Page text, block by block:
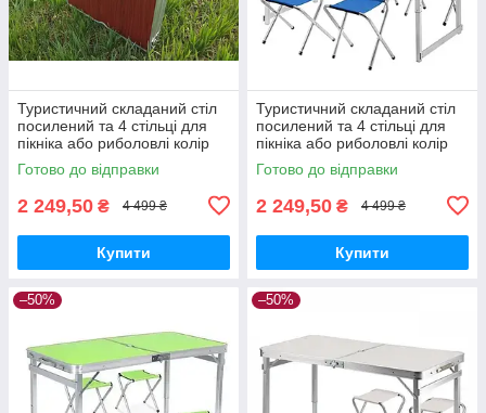
Туристичний складаний стіл
посилений та 4 стільці для
пікніка або риболовлі колір
темне дерево
Готово до відправки
2 249,50 ₴ 4 499 ₴
Купити
Туристичний складаний стіл
посилений та 4 стільці для
пікніка або риболовлі колір
синій
Готово до відправки
2 249,50 ₴ 4 499 ₴
Купити
–50% –50%